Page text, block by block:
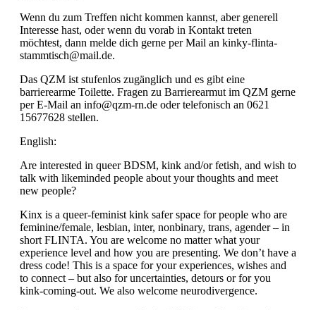
Wenn du zum Treffen nicht kommen kannst, aber generell
Interesse hast, oder wenn du vorab in Kontakt treten
möchtest, dann melde dich gerne per Mail an kinky-flinta-
stammtisch@mail.de.
Das QZM ist stufenlos zugänglich und es gibt eine
barrierearme Toilette. Fragen zu Barrierearmut im QZM gerne
per E-Mail an info@qzm-rn.de oder telefonisch an 0621
15677628 stellen.
English:
Are interested in queer BDSM, kink and/or fetish, and wish to
talk with likeminded people about your thoughts and meet
new people?
Kinx is a queer-feminist kink safer space for people who are
feminine/female, lesbian, inter, nonbinary, trans, agender – in
short FLINTA. You are welcome no matter what your
experience level and how you are presenting. We don’t have a
dress code! This is a space for your experiences, wishes and
to connect – but also for uncertainties, detours or for you
kink-coming-out. We also welcome neurodivergence.